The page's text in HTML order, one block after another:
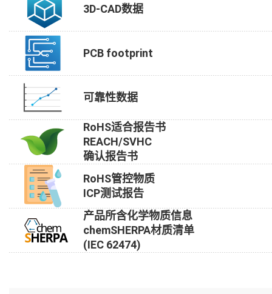
3D-CAD数据
PCB footprint
可靠性数据
RoHS适合报告书
REACH/SVHC
确认报告书
RoHS管控物质
ICP测试报告
产品所含化学物质信息
chemSHERPA材质清单
(IEC 62474)